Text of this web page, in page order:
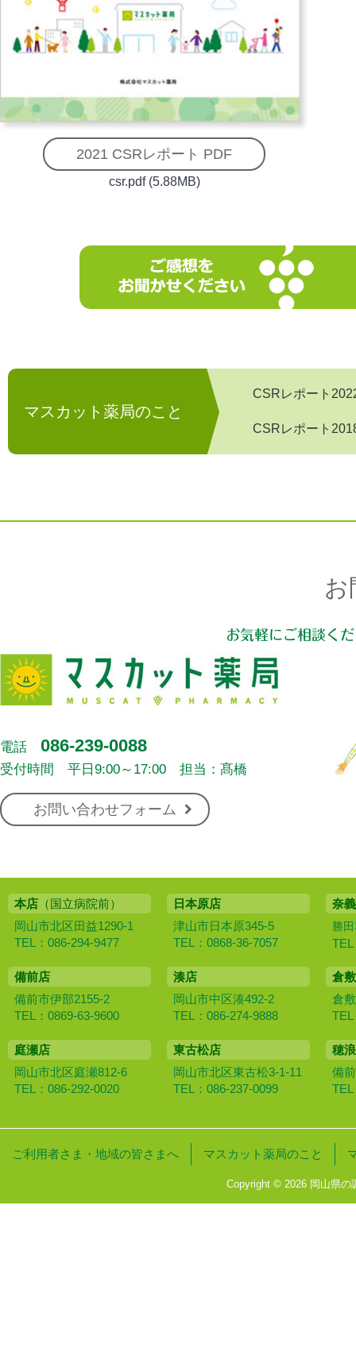
2021 CSRレポート PDF
csr.pdf (5.88MB)
マスカット薬局のこと
CSRレポート
CSRレポート
お
お気軽にご相談く
電話 086-239-0088
受付時間 平日9:00～17:00 担当：髙橋
お問い合わせフォーム
本店 （国立病院前）
岡山市北区田益1290-1
TEL：086-294-9477
日本原店
津山市日本原345-5
TEL：0868-36-7057
奈
勝
TEL
備前店
備前市伊部2155-2
TEL：0869-63-9600
湊店
岡山市中区湊492-2
TEL：086-274-9888
倉
倉
TEL
庭瀬店
岡山市北区庭瀬812-6
TEL：086-292-0020
東古松店
岡山市北区東古松3-1-11
TEL：086-237-0099
穂
備
TEL
ご利用者さま・地域の皆さまへ マスカット薬局のこと
Copyright © 2026 岡山県の